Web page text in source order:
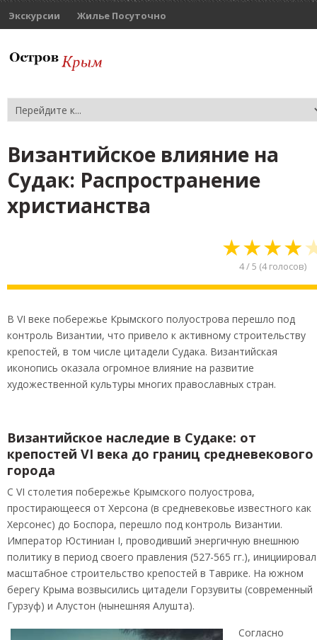
Экскурсии Жилье Посуточно
Византийское влияние на
Судак: Распространение
христианства
★★★★
4/5 (4голосов)
В VI веке побережье Крымского полуострова перешло под
контроль Византии, что привело к активному строительству
крепостей, в том числе цитадели Судака. Византийская
иконопись оказала огромное влияние на развитие
художественной культуры многих православных стран.
Византийское наследие в Судаке: от
крепостей VI века до границ средневекового
города
С VI столетия побережье Крымского полуострова,
простирающееся от Херсона (в средневековье известного как
Херсонес) до Боспора, перешло под контроль Византии.
Император Юстиниан I, проводивший энергичную внешнюю
политику в период своего правления (527-565 гг.), инициировал
масштабное строительство крепостей в Таврике. На южном
берегу Крыма возвысились цитадели Горзувиты (современный
Гурзуф) и Алустон (нынешняя Алушта).
Согласно